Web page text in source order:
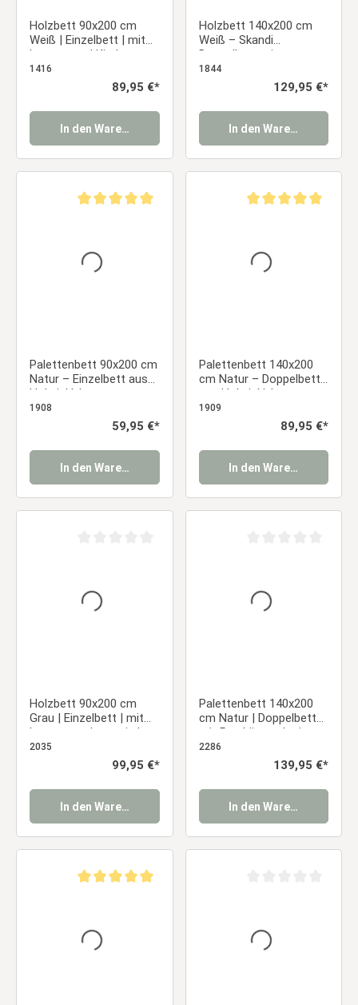
Holzbett 90x200 cm
Weiß | Einzelbett | mit
Lattenrost | Kind
Jugend Gast
1416
Regulärer Preis:
89,95 €*
In den Warenkorb
Holzbett 140x200 cm
Weiß – Skandi
Doppelbett mit
Lattenrost für Jugend-
& Schlafzimmer
1844
Regulärer Preis:
129,95 €*
In den Warenkorb
Palettenbett 90x200 cm
Natur – Einzelbett aus
Holz inkl. Lattenrost
1908
Regulärer Preis:
59,95 €*
In den Warenkorb
Palettenbett 140x200
cm Natur – Doppelbett
aus Holz inkl. Lattenrost
1909
Regulärer Preis:
89,95 €*
In den Warenkorb
Holzbett 90x200 cm
Grau | Einzelbett | mit
Lattenrost | massiv |
Kind Jugend Gast
2035
Regulärer Preis:
99,95 €*
In den Warenkorb
Palettenbett 140x200
cm Natur | Doppelbett
mit Bettkästen | mit
Lattenrost | Holz | Kind
2286
Regulärer Preis:
139,95 €*
In den Warenkorb